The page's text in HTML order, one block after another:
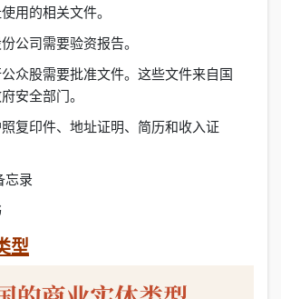
用的相关文件。
公司需要验资报告。
众股需要批准文件。这些文件来自国
安全部门。
复印件、地址证明、简历和收入证
忘录
型